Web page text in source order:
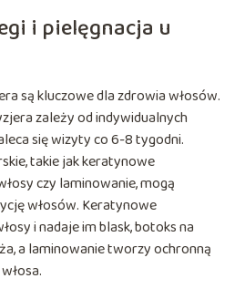
i pielęgnacja u
są kluczowe dla zdrowia włosów.
zależy od indywidualnych
się wizyty co 6-8 tygodni.
takie jak keratynowe
czy laminowanie, mogą
włosów. Keratynowe
i nadaje im blask, botoks na
a laminowanie tworzy ochronną